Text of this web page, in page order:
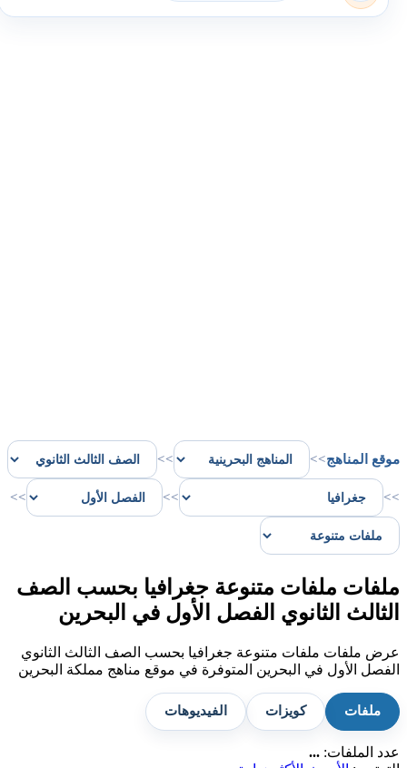
موقع المناهج>>
>>
>>
>>
>>
ملفات ملفات متنوعة جغرافيا بحسب الصف
الثالث الثانوي الفصل الأول في البحرين
عرض ملفات ملفات متنوعة جغرافيا بحسب الصف الثالث الثانوي
الفصل الأول في البحرين المتوفرة في موقع مناهج مملكة البحرين
ملفات كويزات الفيديوهات
عدد الملفات: ...